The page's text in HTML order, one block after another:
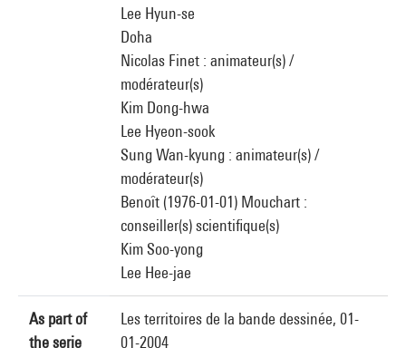
Lee Hyun-se
Doha
Nicolas Finet : animateur(s) /
modérateur(s)
Kim Dong-hwa
Lee Hyeon-sook
Sung Wan-kyung : animateur(s) /
modérateur(s)
Benoît (1976-01-01) Mouchart :
conseiller(s) scientifique(s)
Kim Soo-yong
Lee Hee-jae
As part of
the serie
Les territoires de la bande dessinée, 01-
01-2004